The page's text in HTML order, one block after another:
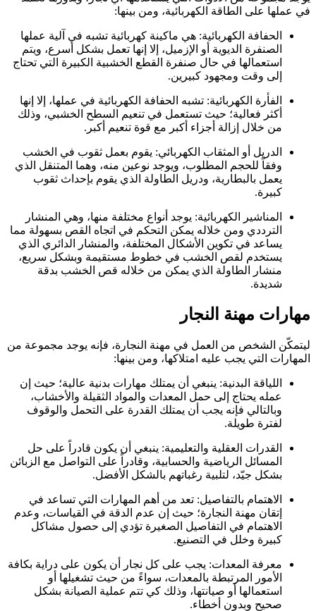
في عملها على الطاقة الكهربائية، ومن بينها:
الحفافة الكهربائية: هي ماكينة كهربائية تشبه في آلية عملها
الصنفرة الديوية أو الإزميل، إلا إنها تعمل بشكل أسرع، ويتم
استعمالها في حال صنفرة القطع الخشبية الكبيرة التي تحتاج
إلى وقت ومجهود كبيرين.
الفأرة الكهربائية: تشبه الحفافة الكهربائية في عملها، إلا إنها
أكثر فعالية؛ حيث تستعمل في تنعيم السطح الخشبي، وذلك
من خلال إزالة أجزاء أكبر مع قوة تنعيم أكبر.
الدريل أو المثقاب الكهربائي: يقوم بعمل ثقوب في الخشب
وفقاً للحجم المطلوب، ويوجد نوعين منه، وهما المتنقل الذي
يعمل بالبطارية، ودريل الطاولة الذي يقوم بإحداث ثقوب
كبيرة.
المناشير الكهربائية: يوجد أنواع مختلفة منها، وهي المنشار
الترددي ومن خلاله يمكن التحكم في اتجاه القص بسهولة مما
يساعد في تكوين الأشكال المختلفة، والمنشار الدائري الذي
يستخدم لقص الخشب في خطوط مستقيمة وبشكل سريع،
منشار الطاولة الذي يمكن من خلاله قص الخشب بدقة
شديدة.
مهارات مهنة النجار
ليتمكّن الشخص من العمل في مهنة النجارة، فإنه يوجد مجموعة من
المهارات التي يجب عليه امتلاكها، ومن بينها:
اللياقة البدنية: ينبغي أن يمتلك مهارات بدنية عالية؛ حيث إن
عمله يحتاج إلى حمل المعدات والمواد الثقيلة والأخشاب،
وبالتالي فإنه يجب أن يمتلك القدرة على التحمل والوقوف
لفترة طويلة.
القدرات العقلية والتعليمية: ينبغي أن يكون قادراً على حل
المسائل الرياضية والحسابية، وقادراً على التواصل مع الزبائن
بشكل جيّد، لتلبية رغباتهم بالشكل الأفضل.
الاهتمام بالتفاصيل: تعد من أهم المهارات التي تساعد في
إتقان مهنة النجارة؛ حيث إن عدم الدقة في القياسات، وعدم
الاهتمام في التفاصيل الصغيرة تؤدي إلى حصول مشاكل
كبيرة وخلل في التصنيع.
معرفة المعدات: يجب على كل نجار أن يكون على دراية بكافة
الأمور المرتبطة بالمعدات، سواءً من حيث تشغيلها أو
استعمالها أو صيانتها، وذلك كي تتم عملية الصيانة بشكل
صحيح وبدون أخطاء.